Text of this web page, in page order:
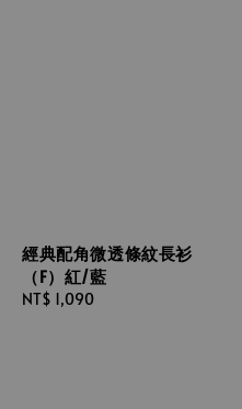
經典配角微透條紋長衫
（F）紅/藍
Regular
NT$ 1,090